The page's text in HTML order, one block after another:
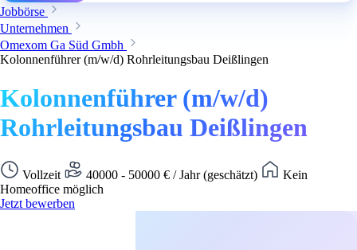
Jobbörse
Unternehmen
Omexom Ga Süd Gmbh
Kolonnenführer (m/w/d) Rohrleitungsbau Deißlingen
Kolonnenführer (m/w/d)
Rohrleitungsbau Deißlingen
Vollzeit 40000 - 50000 € / Jahr (geschätzt)
Kein
Homeoffice möglich
Jetzt bewerben